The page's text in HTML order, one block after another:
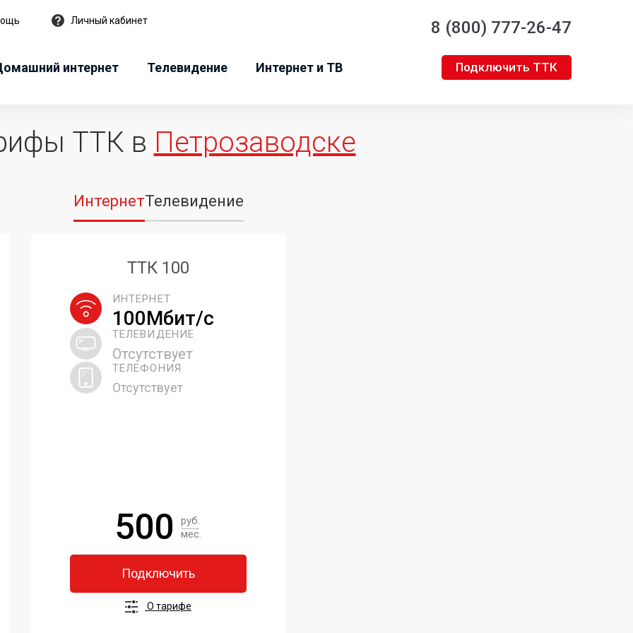
Личный кабинет 8 (800) 777-26-47
интернет Телевидение Интернет и ТВ Подключить ТТК
ТТК в Петрозаводске
ИнтернетТелевидение
ТТК 100
100Мбит/с
ИНТЕРНЕТ
Отсутствует
ТЕЛЕВИДЕНИЕ
Отсутствует
ТЕЛЕФОНИЯ
500
руб.
мес.
Подключить
О тарифе